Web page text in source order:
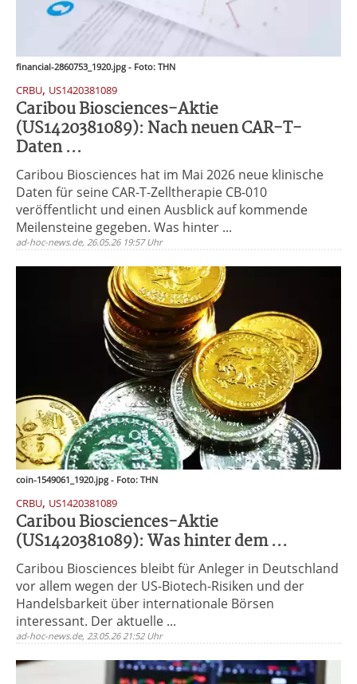
financial-2860753_1920.jpg - Foto: THN
CRBU, US1420381089
Caribou Biosciences-Aktie
(US1420381089): Nach neuen CAR-T-
Daten ...
Caribou Biosciences hat im Mai 2026 neue klinische
Daten für seine CAR-T-Zelltherapie CB-010
veröffentlicht und einen Ausblick auf kommende
Meilensteine gegeben. Was hinter ...
ad-hoc-news.de, 26.05.26 19:57 Uhr
coin-1549061_1920.jpg - Foto: THN
CRBU, US1420381089
Caribou Biosciences-Aktie
(US1420381089): Was hinter dem ...
Caribou Biosciences bleibt für Anleger in Deutschland
vor allem wegen der US-Biotech-Risiken und der
Handelsbarkeit über internationale Börsen
interessant. Der aktuelle ...
ad-hoc-news.de, 23.05.26 21:52 Uhr